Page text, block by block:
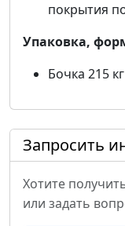
покрытия
Упаковка,
Бочка 215 кг
Запросить
Хотите
или задать